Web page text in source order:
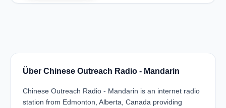
Über Chinese Outreach Radio - Mandarin
Chinese Outreach Radio - Mandarin is an internet radio
station from Edmonton, Alberta, Canada providing